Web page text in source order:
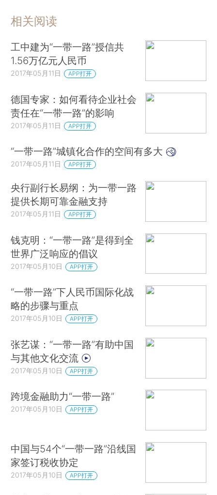
相关阅读
工中建为“一带一路”授信共
1.56万亿元人民币
2017年05月11日 APP打开
德国专家：如何看待企业社会
责任在“一带一路”的影响
2017年05月11日 APP打开
“一带一路”城镇化合作的空间有多大
2017年05月11日 APP打开
央行副行长易纲：为一带一路
提供长期可靠金融支持
2017年05月11日 APP打开
钱克明：“一带一路”是得到全
世界广泛响应的倡议
2017年05月10日 APP打开
“一带一路”下人民币国际化战
略的步骤与重点
2017年05月10日 APP打开
张艺谋：“一带一路”有助中国
与其他文化交流
2017年05月10日 APP打开
跨境金融助力“一带一路”
2017年05月10日 APP打开
中国与54个“一带一路”沿线国
家签订税收协定
2017年05月10日 APP打开